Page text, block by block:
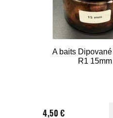
A baits
R1 15mm
4,50 €